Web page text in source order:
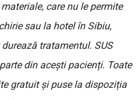
care nu le permite
sau la hotel în Sibiu,
tratamentul. SUS
din acești pacienți. Toate
gratuit și puse la dispoziția